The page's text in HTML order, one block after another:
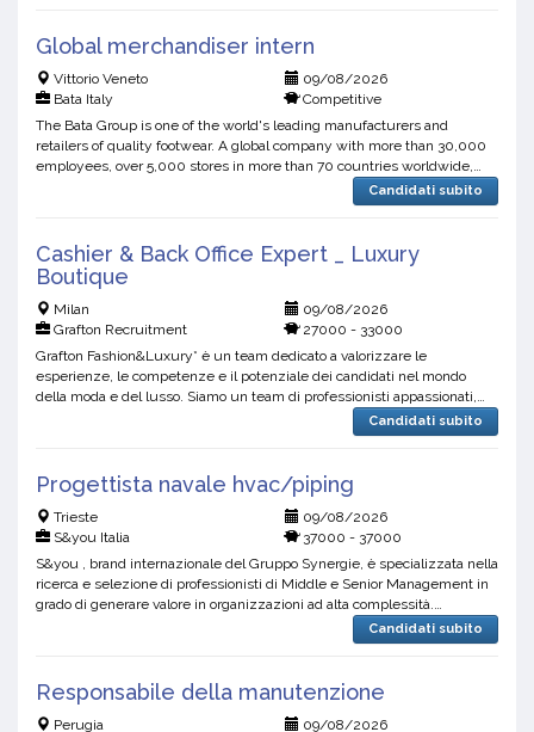
Global merchandiser intern
Vittorio Veneto
09/08/2026
Bata Italy
Competitive
The Bata Group is one of the world's leading manufacturers and
retailers of quality footwear. A global company with more than 30,000
employees, over 5,000 stores in more than 70 countries worldwide,
Bata has been providing the best shoes at the best ...Candidati subito
Cashier & Back Office Expert _ Luxury
Boutique
Milan
09/08/2026
Grafton Recruitment
27000 - 33000
Grafton Fashion&Luxury* è un team dedicato a valorizzare le
esperienze, le competenze e il potenziale dei candidati nel mondo
della moda e del lusso. Siamo un team di professionisti appassionati,
lavoriamo per accompagnare i nostri candidati verso...Candidati subito
Progettista navale hvac/piping
Trieste
09/08/2026
S&you Italia
37000 - 37000
S&you , brand internazionale del Gruppo Synergie, è specializzata nella
ricerca e selezione di professionisti di Middle e Senior Management in
grado di generare valore in organizzazioni ad alta complessità.
Candidati subito
Responsabile della manutenzione
Perugia
09/08/2026